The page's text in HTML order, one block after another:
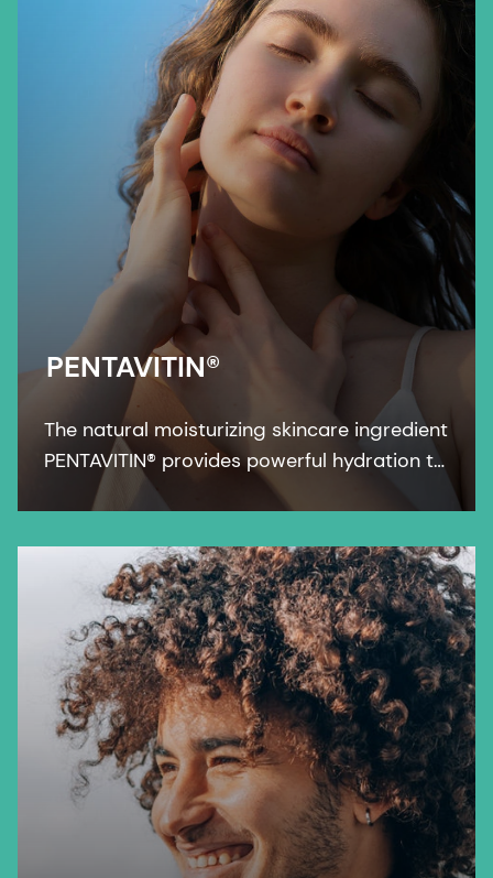
PENTAVITIN®
The natural moisturizing skincare ingredient
PENTAVITIN® provides powerful hydration to
all facial areas, visualized by new facial skin